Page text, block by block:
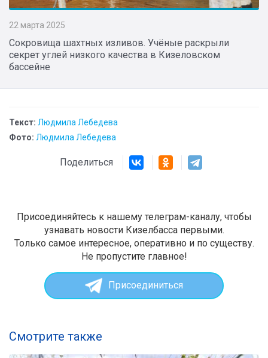
22 марта 2025
Сокровища шахтных изливов. Учёные раскрыли
секрет углей низкого качества в Кизеловском
бассейне
Текст: Людмила Лебедева
Фото: Людмила Лебедева
Поделиться
Присоединяйтесь к нашему телеграм-каналу, чтобы
узнавать новости Кизелбасса первыми.
Только самое интересное, оперативно и по существу.
Не пропустите главное!
Присоединиться
Смотрите также